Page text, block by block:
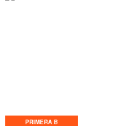
PRIMERA B